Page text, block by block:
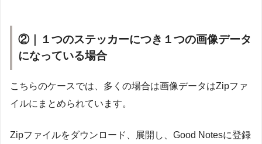
②｜１つのステッカーにつき１つの画像データ
になっている場合
こちらのケースでは、多くの場合は画像データはZipファ
イルにまとめられています。
Zipファイルをダウンロード、展開し、Good Notesに登録